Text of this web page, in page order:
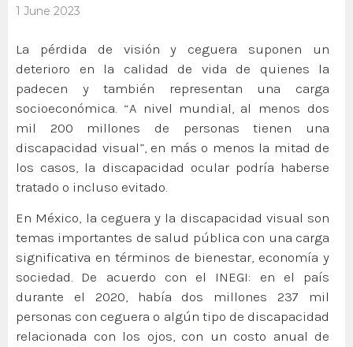
1 June 2023
La pérdida de visión y ceguera suponen un
deterioro en la calidad de vida de quienes la
padecen y también representan una carga
socioeconómica. “A nivel mundial, al menos dos
mil 200 millones de personas tienen una
discapacidad visual”, en más o menos la mitad de
los casos, la discapacidad ocular podría haberse
tratado o incluso evitado.
En México, la ceguera y la discapacidad visual son
temas importantes de salud pública con una carga
significativa en términos de bienestar, economía y
sociedad. De acuerdo con el INEGI: en el país
durante el 2020, había dos millones 237 mil
personas con ceguera o algún tipo de discapacidad
relacionada con los ojos, con un costo anual de